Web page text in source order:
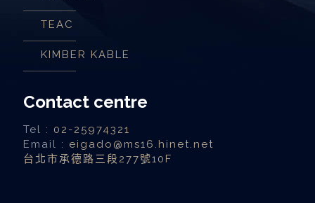
TEAC
KIMBER KABLE
Contact centre
Tel : 02-25974321
Email : eigado@ms16.hinet.net
台北市承德路三段277號10F